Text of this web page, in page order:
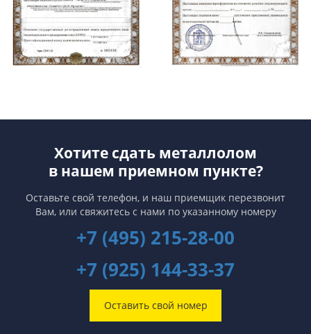
Хотите сдать металлолом
в нашем приемном пункте?
Оставьте свой телефон, и наш приемщик перезвонит
Вам, или свяжитесь с нами по указанному номеру
+7 (495) 215-28-00
+7 (925) 144-33-37
Оставить свой номер